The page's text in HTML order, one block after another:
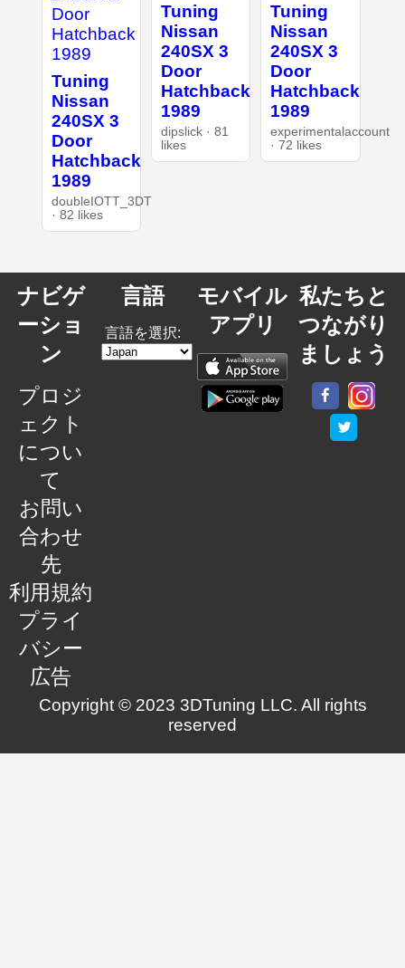
Tuning
Nissan
240SX 3
Door
Hatchback
1989
doubleIOTT_3DT
· 82 likes
Tuning
Nissan
240SX 3
Door
Hatchback
1989
dipslick · 81
likes
Tuning
Nissan
240SX 3
Door
Hatchback
1989
experimentalaccount
· 72 likes
ナビゲ
ーショ
ン
プロジ
ェクト
につい
て
お問い
合わせ
先
利用規約
プライ
バシー
広告
言語
言語を選択:
モバイル
アプリ
私たちと
つながり
ましょう
Copyright © 2023 3DTuning LLC. All rights
reserved